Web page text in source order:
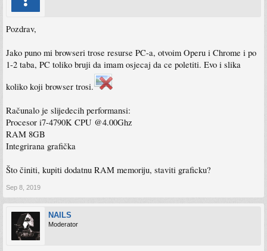
Pozdrav,
Jako puno mi browseri trose resurse PC-a, otvoim Operu i Chrome i po
1-2 taba, PC toliko bruji da imam osjecaj da ce poletiti. Evo i slika
koliko koji browser trosi.
Računalo je slijedecih performansi:
Procesor i7-4790K CPU @4.00Ghz
RAM 8GB
Integrirana grafička
Što činiti, kupiti dodatnu RAM memoriju, staviti graficku?
Sep 8, 2019
NAILS
Moderator